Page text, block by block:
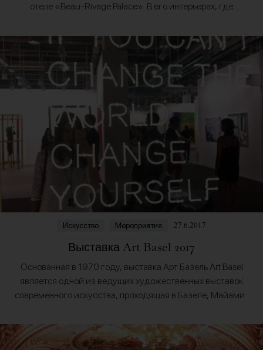
отеле «Beau-Rivage Palace». В его интерьерах, где
музыка, а звезды классической…
Искусство Мероприятия 27.6.2017
Выставка Art Basel 2017
Основанная в 1970 году, выставка Арт Базель Art Basel
является одной из ведущих художественных выставок
современного искусства, проходящая в Базеле, Майами-